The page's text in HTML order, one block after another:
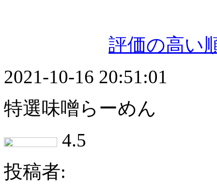
評価の高い
2021-10-16 20:51:01
特選味噌らーめん
4.5
投稿者: